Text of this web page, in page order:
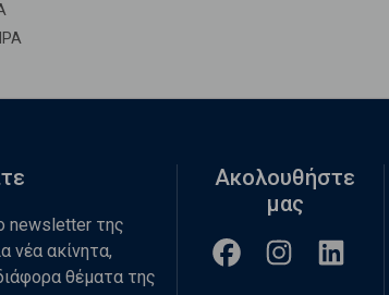
newsletter της
νέα ακίνητα,
θέματα της
Ακολουθήστε
μας